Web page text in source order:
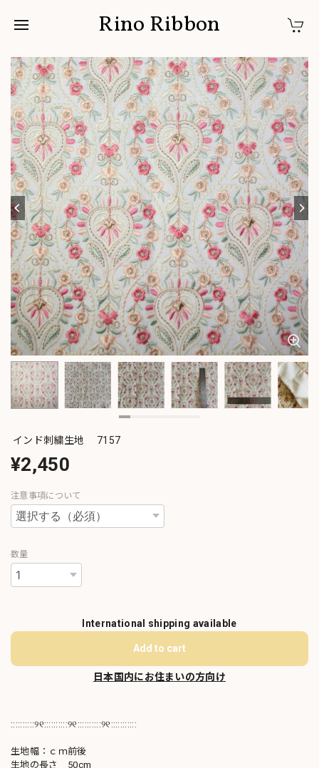
Rino Ribbon
インド刺繍生地 7157
¥2,450
注意事項について
数量
International shipping available
Add to cart
日本国内にお住まいの方向け
::::::::::୨୧::::::::::୨୧::::::::::୨୧:::::::::::
生地幅：ｃｍ前後
生地の長さ 50cm